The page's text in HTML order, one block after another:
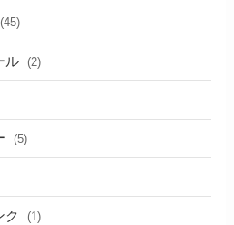
(45)
ル (2)
(5)
ク (1)